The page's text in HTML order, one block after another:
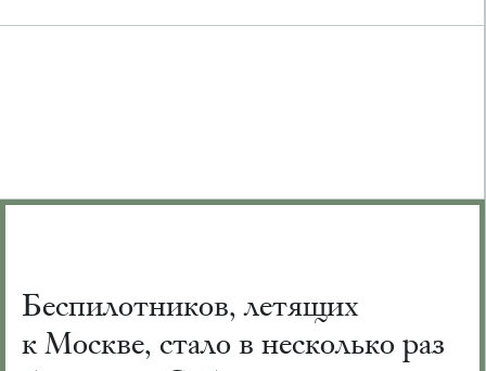
Беспилотников, летящих
к Москве, стало в несколько раз